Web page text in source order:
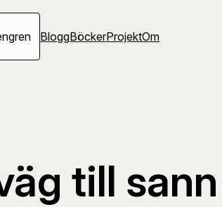
BloggBöckerProjektOm
till